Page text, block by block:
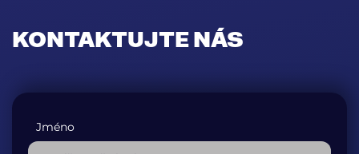
KONTAKTUJTE NÁS
Jméno